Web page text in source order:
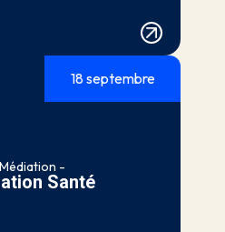
18 septembre
-
Santé